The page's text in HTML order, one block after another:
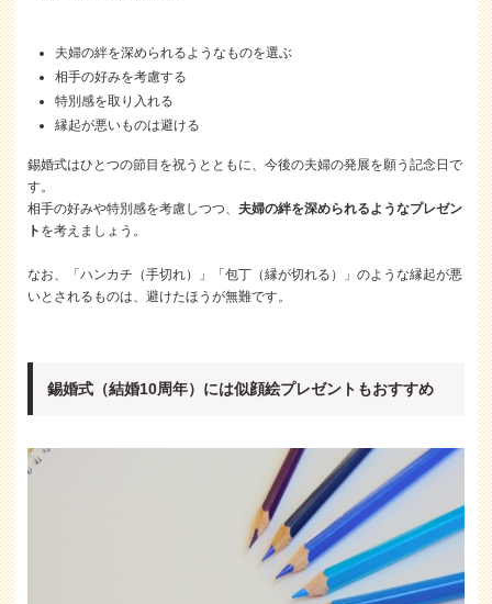
夫婦の絆を深められるようなものを選ぶ
相手の好みを考慮する
特別感を取り入れる
縁起が悪いものは避ける
錫婚式はひとつの節目を祝うとともに、今後の夫婦の発展を願う記念日で
す。
相手の好みや特別感を考慮しつつ、夫婦の絆を深められるようなプレゼン
ト を考えましょう。
なお、「ハンカチ（手切れ）」「包丁（縁が切れる）」のような縁起が悪
いとされるものは、避けたほうが無難です。
錫婚式（結婚10周年）には似顔絵プレゼントもおすすめ